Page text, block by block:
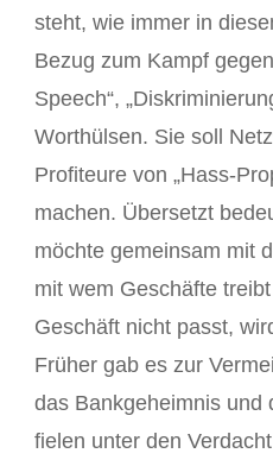
steht, wie immer in
Bezug zum Kampf
Speech“,
Worthülsen. Sie soll
Profiteure von „Hass-
machen. Übersetzt
möchte gemeinsam mit
mit wem Geschäfte
Geschäft nicht passt,
Früher gab es zur
das Bankgeheimnis und
fielen unter den